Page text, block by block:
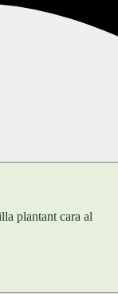
plantant cara al